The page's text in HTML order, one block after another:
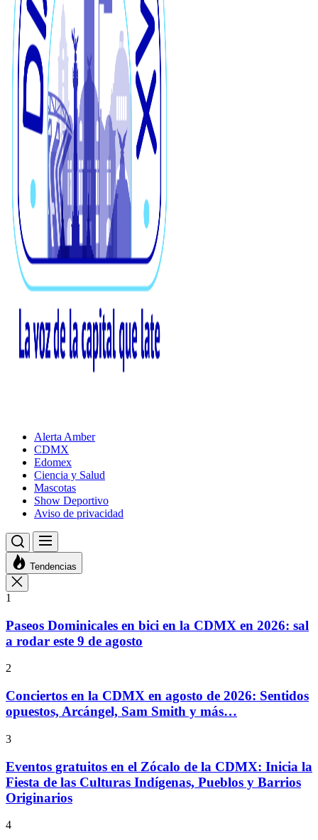
Alerta Amber
CDMX
Edomex
Ciencia y Salud
Mascotas
Show Deportivo
Aviso de privacidad
Tendencias
1
Paseos Dominicales en bici en la CDMX en 2026: sal
a rodar este 9 de agosto
2
Conciertos en la CDMX en agosto de 2026: Sentidos
opuestos, Arcángel, Sam Smith y más…
3
Eventos gratuitos en el Zócalo de la CDMX: Inicia la
Fiesta de las Culturas Indígenas, Pueblos y Barrios
Originarios
4